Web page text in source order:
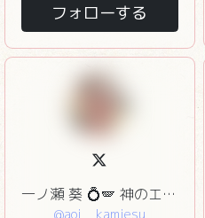
フォローする
一ノ瀬 葵 💍🪽 神のエステ赤坂
@aoi__kamiesu